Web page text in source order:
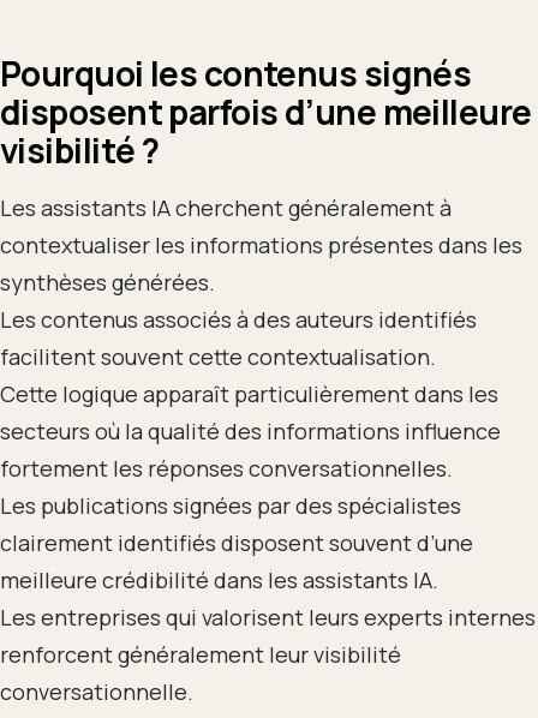
Pourquoi les contenus signés
disposent parfois d’une meilleure
visibilité ?
Les assistants IA cherchent généralement à
contextualiser les informations présentes dans les
synthèses générées.
Les contenus associés à des auteurs identifiés
facilitent souvent cette contextualisation.
Cette logique apparaît particulièrement dans les
secteurs où la qualité des informations influence
fortement les réponses conversationnelles.
Les publications signées par des spécialistes
clairement identifiés disposent souvent d’une
meilleure crédibilité dans les assistants IA.
Les entreprises qui valorisent leurs experts internes
renforcent généralement leur visibilité
conversationnelle.